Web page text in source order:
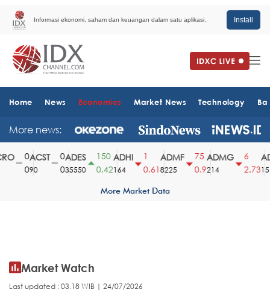
Informasi ekonomi, saham dan keuangan dalam satu aplikasi. Install
Home News Economics Market News Technology
More news:
ACST
90
ADES
35550
150
0.42
ADHI
164
0.61
ADMF
8225
75
0.9
ADMG
214
2.731510
More Market Data
Market Watch
Last updated : 03.18 WIB | 24/07/2026